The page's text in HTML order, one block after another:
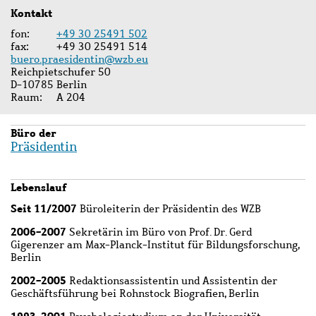
Kontakt
fon
+49 30 25491 502
fax
+49 30 25491 514
buero.praesidentin@wzb.eu
Reichpietschufer 50
D-10785 Berlin
Raum
A 204
Büro der
Präsidentin
Lebenslauf
Seit 11/2007 Büroleiterin der Präsidentin des WZB
2006-2007 Sekretärin im Büro von Prof. Dr. Gerd
Gigerenzer am Max-Planck-Institut für Bildungsforschung,
Berlin
2002-2005 Redaktionsassistentin und Assistentin der
Geschäftsführung bei Rohnstock Biografien, Berlin